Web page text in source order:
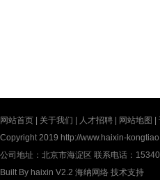
网站首页 关于我们 人才招聘 网站地图
Copyright 2019 http://www.haixin-
公司地址：北京市海淀区 联系电话：
Built By haixin V2.2 海纳网络 技术支持